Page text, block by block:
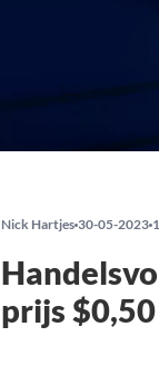
Nick Hartjes 30-05-2023
prijs